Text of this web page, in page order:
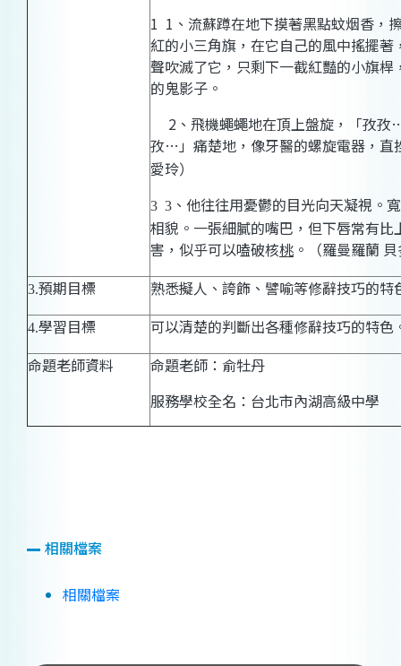
1 1 、流蘇蹲在地下摸著黑點蚊烟香，
紅的小三角旗，在它自己的風中搖擺
聲吹滅了它，只剩下一截紅豔的小旗
的鬼影子。
2 、飛機蠅蠅地在頂上盤旋，「孜孜
孜… 」痛楚地，像牙醫的螺旋電器，
愛玲）
3 3 、他往往用憂鬱的目光向天凝視。
相貌。一張細膩的嘴巴，但下唇常有
害，似乎可以嗑破核桃 。（羅曼羅蘭
3.預期目標 熟悉擬人、誇飾、譬喻等修辭技巧的特
4.學習目標
可以清楚的判斷出各種修辭技巧的特色
命題老師資料
命題老師：俞牡丹
服務學校全名：台北市內湖高級中學
相關檔案
相關檔案